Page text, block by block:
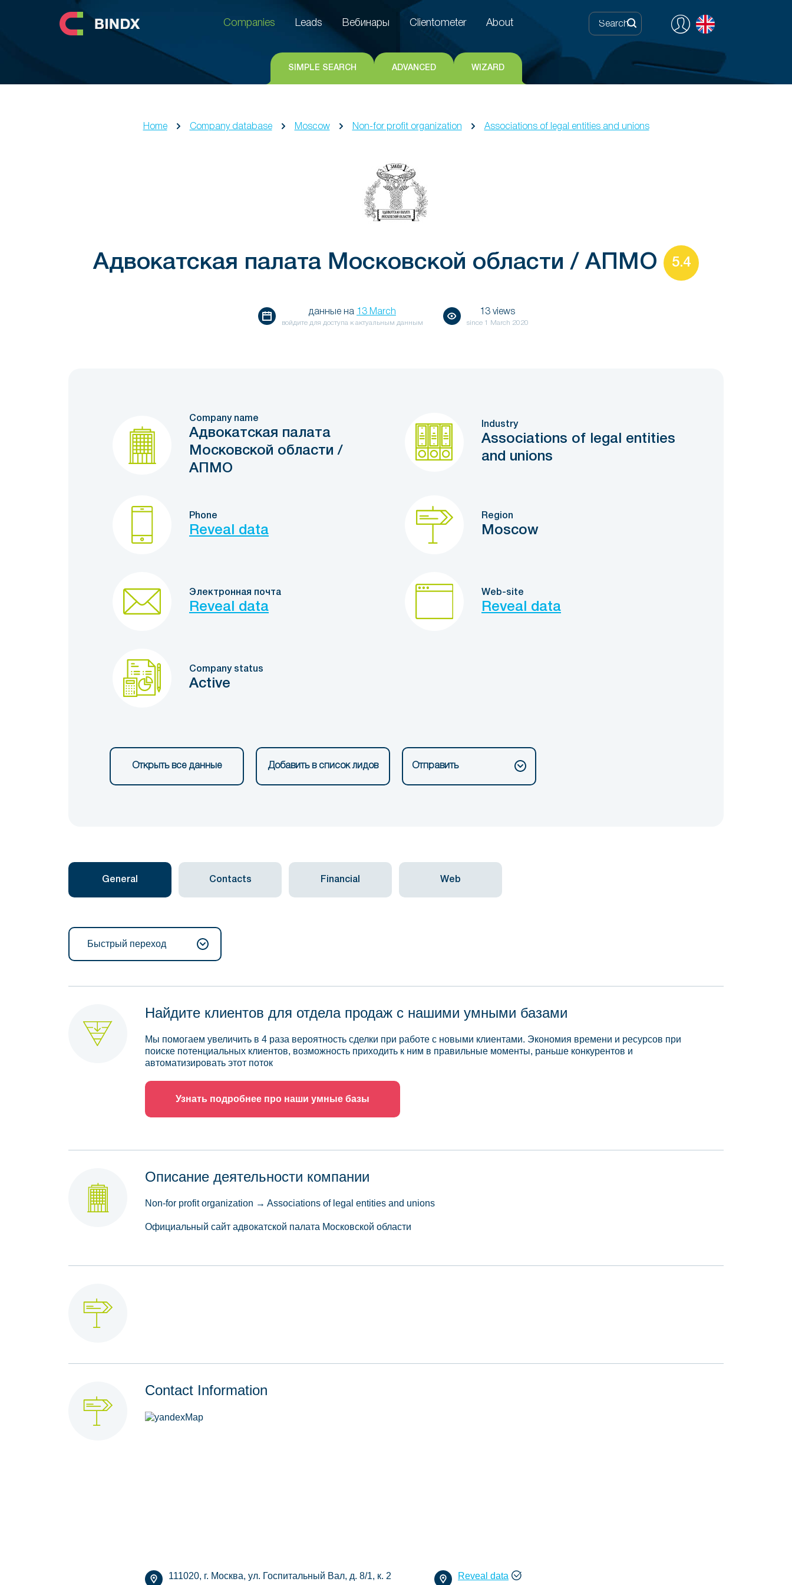
Clientometer
Companies
Leads Вебинары Clientometer About
SIMPLE SEARCH ADVANCED WIZARD
Home Company database Moscow Non-for profit organization Associations of legal entities and unions
Адвокатская палата Московской области / АПМО 5.4
данные на 13 March
войдите для доступа к актуальным данным
13 views
since 1 March 2020
Company name
Адвокатская палата
Московской области /
АПМО
Industry
Associations of legal entities
and unions
Phone
Reveal data
Region
Moscow
Электронная почта
Reveal data
Web-site
Reveal data
Company status
Active
Открыть все данные Добавить в список лидов Отправить
General Contacts Financial Web
Быстрый переход
Найдите клиентов для отдела продаж с нашими умными базами
Мы помогаем увеличить в 4 раза вероятность сделки при работе с новыми клиентами. Экономия времени и ресурсов при
поиске потенциальных клиентов, возможность приходить к ним в правильные моменты, раньше конкурентов и
автоматизировать этот поток
Узнать подробнее про наши умные базы
Описание деятельности компании
Non-for profit organization → Associations of legal entities and unions
Официальный сайт адвокатской палата Московской области
Contact Information
111020, г. Москва, ул. Госпитальный Вал, д. 8/1, к. 2 Reveal data